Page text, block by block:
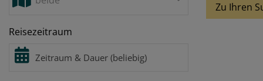
Reisezeitraum
Zu Ihren